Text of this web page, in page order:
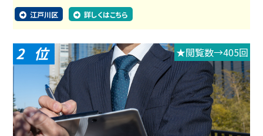
江戸川区 詳しくはこちら
2 ★閲覧数→405回